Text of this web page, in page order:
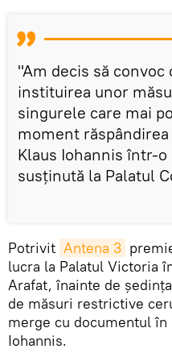
"Am decis să
instituirea unor
singurele care mai
moment
Klaus Iohannis într-
susţinută la Palatul
Potrivit Antena 3
lucra la Palatul Victoria
Arafat, înainte de
de măsuri restrictive
merge cu documentul în
Iohannis.